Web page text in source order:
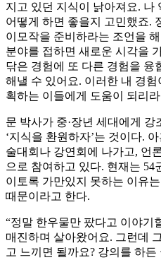
지고 있던 지식이 낡아져요. 나
어떻게 하면 좋을지 고민했죠.
이모작을 준비하라는 조언을
분야를 접하면 새로운 시각을
닦은 경험에 또 다른 경험을 융
해낼 수 있어요. 이러한 내 경
획하는 이들에게 도움이 되리
문 박사가 중·장년 세대에게
‘지식을 환원하자’는 것이다.
술대회나 강연회에 나가고, 언
으로 참여하고 있다. 현재는
이토록 가만있지 못하는 이유
때문이라고 한다.
“정말 한우물만 팠다고 이야기
매진하며 살아왔어요. 그런데
고 느끼면 될까요? 강의를 하